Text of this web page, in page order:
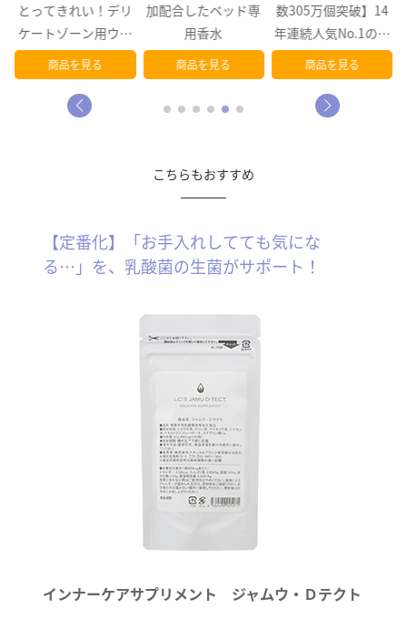
とってきれい！デリ
ケートゾーン用ウェ
ットシート
商品を見る
加配合したベッド専
用香水
商品を見る
数305万個突破】14
年連続人気No.1のロ
ングセラー！臭…
商品を見る
こちらもおすすめ
【定番化】「お手入れしてても気にな
る…」を、乳酸菌の生菌がサポート！
インナーケアサプリメント ジャムウ・Ｄテクト